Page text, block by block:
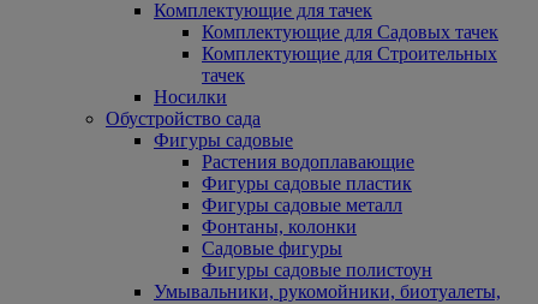
Комплектующие для тачек
Комплектующие для Садовых тачек
Комплектующие для Строительных
тачек
Носилки
Обустройство сада
Фигуры садовые
Растения водоплавающие
Фигуры садовые пластик
Фигуры садовые металл
Фонтаны, колонки
Садовые фигуры
Фигуры садовые полистоун
Умывальники, рукомойники, биотуалеты,